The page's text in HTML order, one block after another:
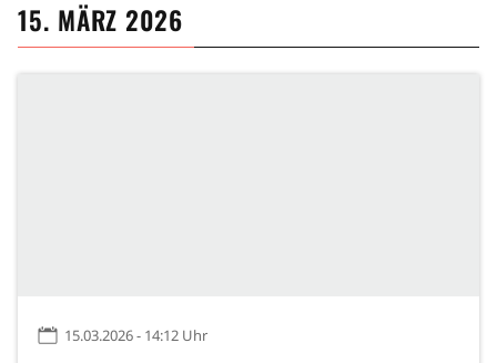
15. MÄRZ 2026
15.03.2026 - 14:12 Uhr